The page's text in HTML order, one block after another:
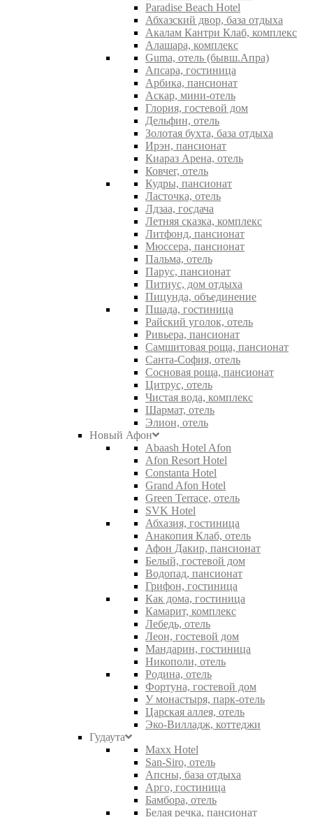
Paradise Beach Hotel
Абхазский двор, база отдыха
Акалам Кантри Клаб, комплекс
Алашара, комплекс
Guma, отель (бывш.Апра)
Апсара, гостиница
Арбика, пансионат
Аскар, мини-отель
Глория, гостевой дом
Дельфин, отель
Золотая бухта, база отдыха
Ирэн, пансионат
Киараз Арена, отель
Ковчег, отель
Кудры, пансионат
Ласточка, отель
Лдзаа, госдача
Летняя сказка, комплекс
Литфонд, пансионат
Мюссера, пансионат
Пальма, отель
Парус, пансионат
Питиус, дом отдыха
Пицунда, объединение
Пшада, гостиница
Райский уголок, отель
Ривьера, пансионат
Самшитовая роща, пансионат
Санта-София, отель
Сосновая роща, пансионат
Цитрус, отель
Чистая вода, комплекс
Шармат, отель
Элион, отель
Новый Афон
Abaash Hotel Afon
Afon Resort Hotel
Constanta Hotel
Grand Afon Hotel
Green Terrace, отель
SVK Hotel
Абхазия, гостиница
Анакопия Клаб, отель
Афон Дакир, пансионат
Белый, гостевой дом
Водопад, пансионат
Грифон, гостиница
Как дома, гостиница
Камарит, комплекс
Лебедь, отель
Леон, гостевой дом
Мандарин, гостиница
Никополи, отель
Родина, отель
Фортуна, гостевой дом
У монастыря, парк-отель
Царская аллея, отель
Эко-Вилладж, коттеджи
Гудаута
Maxx Hotel
San-Siro, отель
Апсны, база отдыха
Арго, гостиница
Бамбора, отель
Белая речка, пансионат